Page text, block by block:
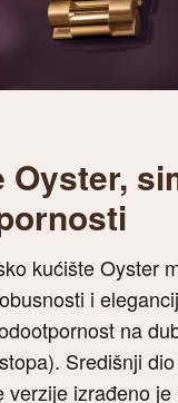
Oyster,
kućište Oyster
i
na
Središnji
verzije izrađeno